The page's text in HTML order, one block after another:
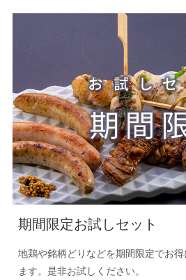
期間限定お試しセット
地鶏や銘柄どりなどを期間限定でお
ます。是非お試しください。